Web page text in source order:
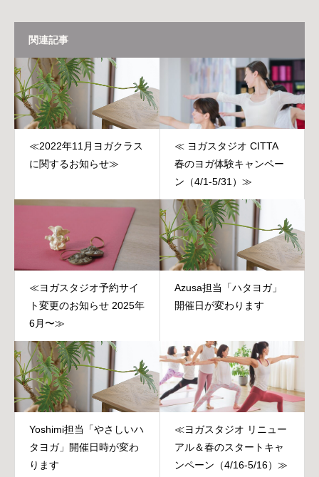
関連記事
≪2022年11月ヨガクラス
に関するお知らせ≫
≪ ヨガスタジオ CITTA
春のヨガ体験キャンペー
ン（4/1-5/31）≫
≪ヨガスタジオ予約サイ
ト変更のお知らせ 2025年
6月〜≫
Azusa担当「ハタヨガ」
開催日が変わります
Yoshimi担当「やさしいハ
タヨガ」開催日時が変わ
ります
≪ヨガスタジオ リニュー
アル＆春のスタートキャ
ンペーン（4/16-5/16）≫